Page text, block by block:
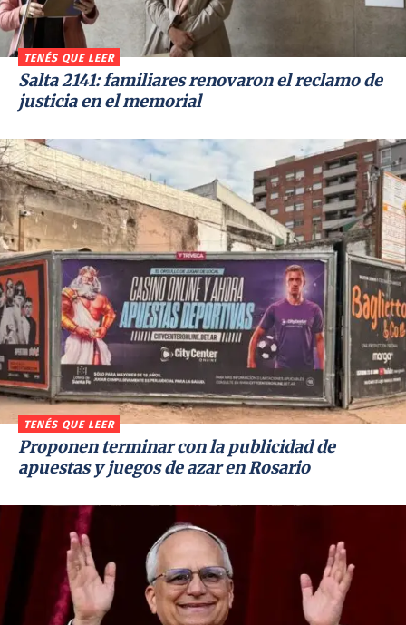
TENÉS QUE LEER
Salta 2141: familiares renovaron el reclamo de
justicia en el memorial
TENÉS QUE LEER
Proponen terminar con la publicidad de
apuestas y juegos de azar en Rosario